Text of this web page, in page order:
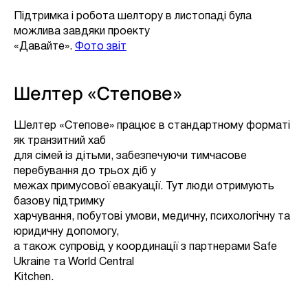
Підтримка і робота шелтору в листопаді була
можлива завдяки проекту
«Давайте». Фото звіт
Шелтер «Степове»
Шелтер «Степове» працює в стандартному форматі
як транзитний хаб
для сімей із дітьми, забезпечуючи тимчасове
перебування до трьох діб у
межах примусової евакуації. Тут люди отримують
базову підтримку
харчування, побутові умови, медичну, психологічну та
юридичну допомогу,
а також супровід у координації з партнерами Safe
Ukraine та World Central
Kitchen.